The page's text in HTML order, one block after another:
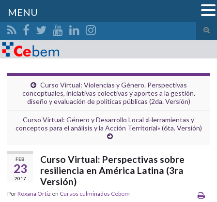
el
Search for:
Curso Virtual: Violencias y Género. Perspectivas
conceptuales, iniciativas colectivas y aportes a la gestión,
diseño y evaluación de políticas públicas (2da. Versión)
Curso Virtual: Género y Desarrollo Local «Herramientas y
conceptos para el análisis y la Acción Territorial» (6ta. Versión)
FEB
23
2017
Curso Virtual: Perspectivas sobre
resiliencia en América Latina (3ra
Versión)
PorRoxana Ortiz en Cursos culminados Cebem
MENU